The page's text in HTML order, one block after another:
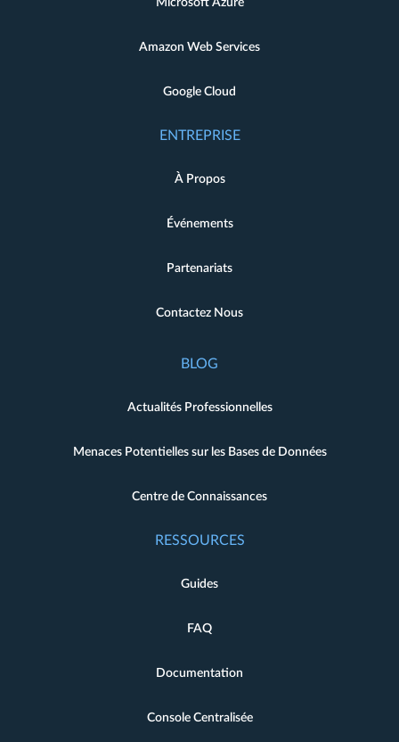
Microsoft Azure
Amazon Web Services
Google Cloud
ENTREPRISE
À Propos
Événements
Partenariats
Contactez Nous
BLOG
Actualités Professionnelles
Menaces Potentielles sur les Bases de Données
Centre de Connaissances
RESSOURCES
Guides
FAQ
Documentation
Console Centralisée